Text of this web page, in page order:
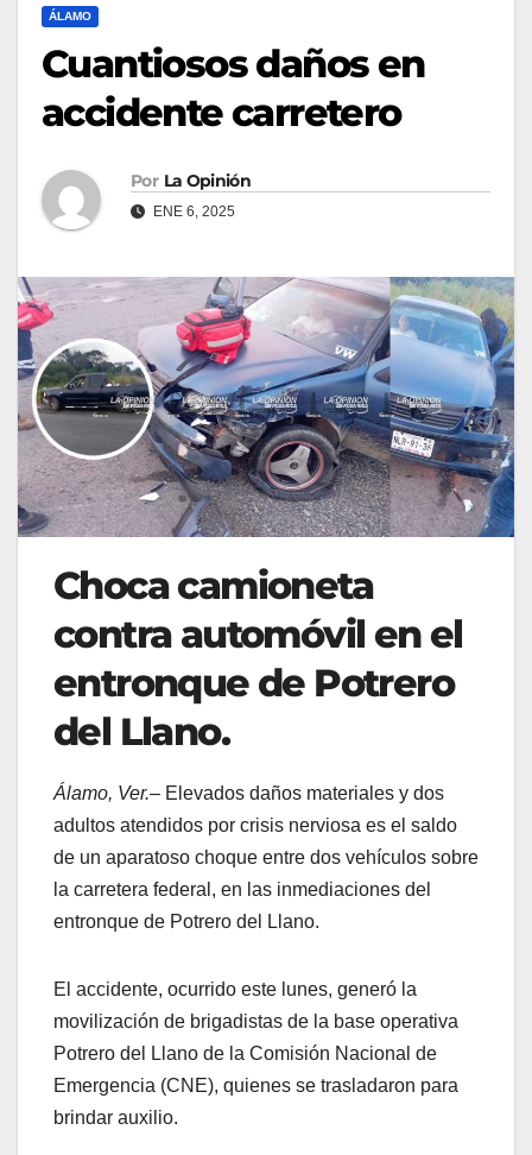
ÁLAMO
Cuantiosos daños en
accidente carretero
Por La Opinión
ENE 6, 2025
Choca camioneta
contra automóvil en el
entronque de Potrero
del Llano.
Álamo, Ver.– Elevados daños materiales y dos
adultos atendidos por crisis nerviosa es el saldo
de un aparatoso choque entre dos vehículos sobre
la carretera federal, en las inmediaciones del
entronque de Potrero del Llano.
El accidente, ocurrido este lunes, generó la
movilización de brigadistas de la base operativa
Potrero del Llano de la Comisión Nacional de
Emergencia (CNE), quienes se trasladaron para
brindar auxilio.